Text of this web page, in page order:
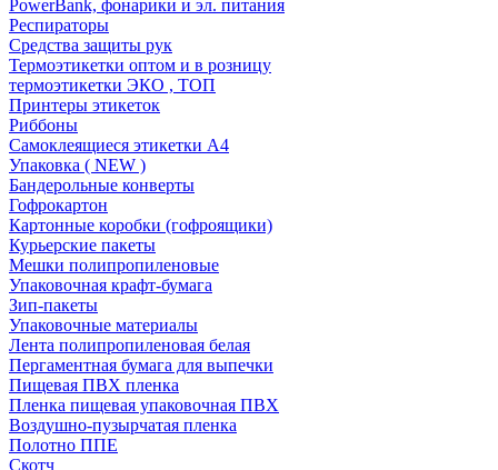
PowerBank, фонарики и эл. питания
Респираторы
Средства защиты рук
Термоэтикетки оптом и в розницу
термоэтикетки ЭКО , ТОП
Принтеры этикеток
Риббоны
Самоклеящиеся этикетки А4
Упаковка ( NEW )
Бандерольные конверты
Гофрокартон
Картонные коробки (гофроящики)
Курьерские пакеты
Мешки полипропиленовые
Упаковочная крафт-бумага
Зип-пакеты
Упаковочные материалы
Лента полипропиленовая белая
Пергаментная бумага для выпечки
Пищевая ПВХ пленка
Пленка пищевая упаковочная ПВХ
Воздушно-пузырчатая пленка
Полотно ППЕ
Скотч